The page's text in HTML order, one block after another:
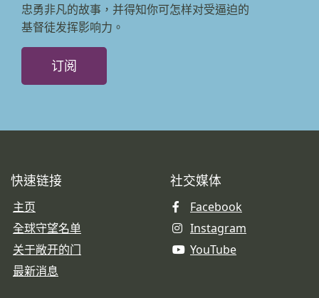
忠勇非凡的故事，并得知你可怎样对受逼迫的
基督徒发挥影响力。
订阅
快速链接
主页
全球守望名单
关于敞开的门
最新消息
社交媒体
Facebook
Instagram
YouTube